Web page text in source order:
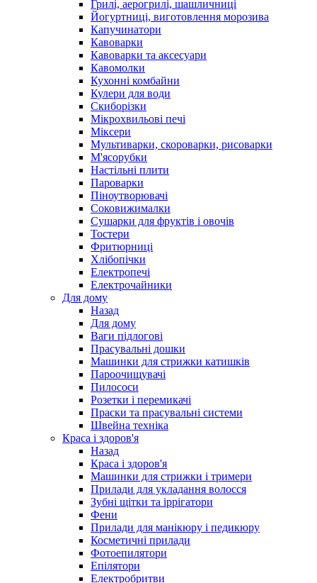
Грилі, аерогрилі, шашличниці
Йогуртниці, виготовлення морозива
Капучинатори
Кавоварки
Кавоварки та аксесуари
Кавомолки
Кухонні комбайни
Кулери для води
Скиборізки
Мікрохвильові печі
Міксери
Мультиварки, скороварки, рисоварки
М'ясорубки
Настільні плити
Пароварки
Піноутворювачі
Соковижималки
Сушарки для фруктів і овочів
Тостери
Фритюрниці
Хлібопічки
Електропечі
Електрочайники
Для дому
Назад
Для дому
Ваги підлогові
Прасувальні дошки
Машинки для стрижки катишків
Пароочищувачі
Пилососи
Розетки і перемикачі
Праски та прасувальні системи
Швейна техніка
Краса і здоров'я
Назад
Краса і здоров'я
Машинки для стрижки і тримери
Прилади для укладання волосся
Зубні щітки та іррігатори
Фени
Прилади для манікюру і педикюру
Косметичні прилади
Фотоепилятори
Епілятори
Електробритви